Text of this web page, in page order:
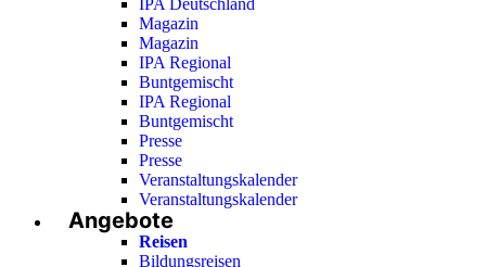
Magazin
Magazin
IPA Regional
Buntgemischt
IPA Regional
Buntgemischt
Presse
Presse
Veranstaltungskalender
Veranstaltungskalender
Angebote
Reisen
Bildungsreisen